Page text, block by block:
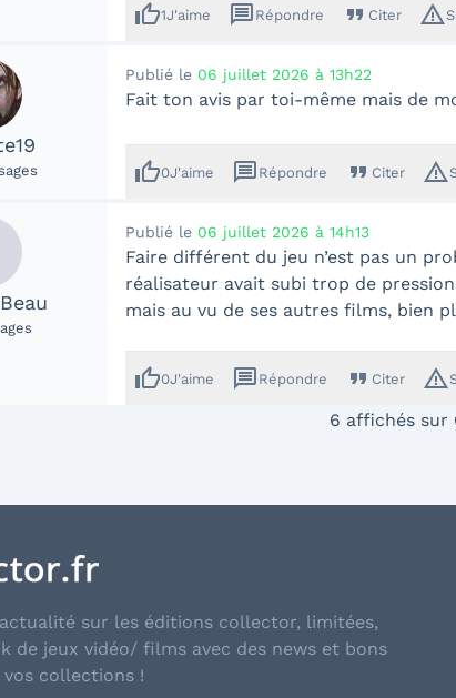
thumb_up1J'aime message Répondre format_quote Citer warning_amber
Publié le 06 juillet 2026 à 13h22
Fait ton avis par toi-même mais de
thumb_up0J'aime message Répondre format_quote Citer warning_amber
Publié le 06 juillet 2026 à 14h13
Faire différent du jeu n’est pas un
réalisateur avait subi trop de
mais au vu de ses autres films, bien
thumb_up0J'aime message Répondre format_quote Citer warning_amber
6 affichés sur
sur les éditions collector, limitées,
de jeux vidéo/ films avec des news et bons
collections !